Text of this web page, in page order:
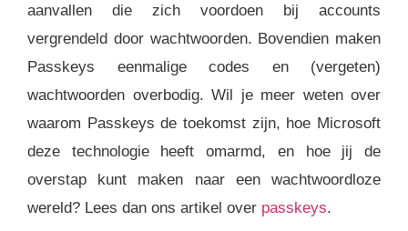
aanvallen die zich voordoen bij accounts
vergrendeld door wachtwoorden. Bovendien maken
Passkeys eenmalige codes en (vergeten)
wachtwoorden overbodig. Wil je meer weten over
waarom Passkeys de toekomst zijn, hoe Microsoft
deze technologie heeft omarmd, en hoe jij de
overstap kunt maken naar een wachtwoordloze
wereld? Lees dan ons artikel over passkeys.